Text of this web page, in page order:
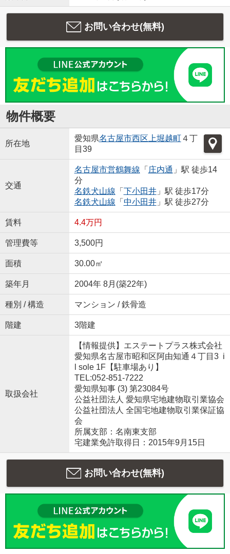
お問い合わせ(無料)
物件概要
所在地
愛知県名古屋市西区 上堀越町４丁
目39
交通
名古屋市営鶴舞線 「 庄内通 」駅 徒歩14
分
名鉄犬山線 「 下小田井」駅 徒歩17分
名鉄犬山線 「 中小田井」駅 徒歩27分
賃料 4.4万円
管理費等 3,500円
面積 30.00㎡
築年月 2004年 8月(築22年)
種別 / 構造 マンション / 鉄骨造
階建 3階建
取扱会社
【情報提供】エステートプラス株式会社
愛知県名古屋市昭和区阿由知通４丁目3 i
l sole 1F【駐車場あり】
TEL:052-851-7222
愛知県知事 (3) 第23084号
公益社団法人 愛知県宅地建物取引業協会
公益社団法人 全国宅地建物取引業保証協
会
所属支部：名南東支部
宅建業免許取得日：2015年9月15日
お問い合わせ(無料)